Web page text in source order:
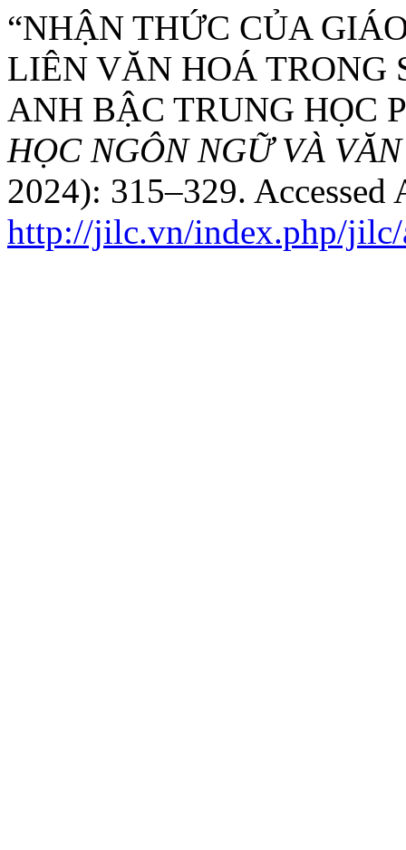
“NHẬN THỨC CỦA
LIÊN VĂN HOÁ TRONG
ANH BẬC TRUNG HỌC
HỌC NGÔN NGỮ VÀ
2024): 315–329. Accessed
http://jilc.vn/index.php/